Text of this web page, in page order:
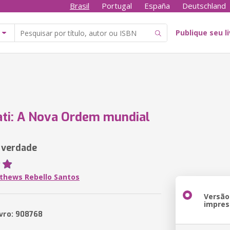
Brasil Portugal España Deutschland
Publique seu
A Nova Ordem mundial
Rebello Santos
908768
Versão